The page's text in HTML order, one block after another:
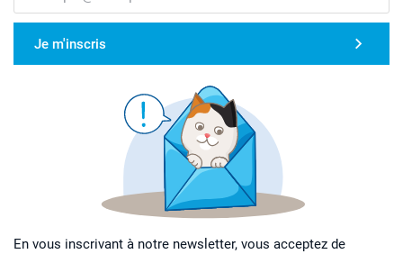
Je m'inscris
En vous inscrivant à notre newsletter, vous acceptez de